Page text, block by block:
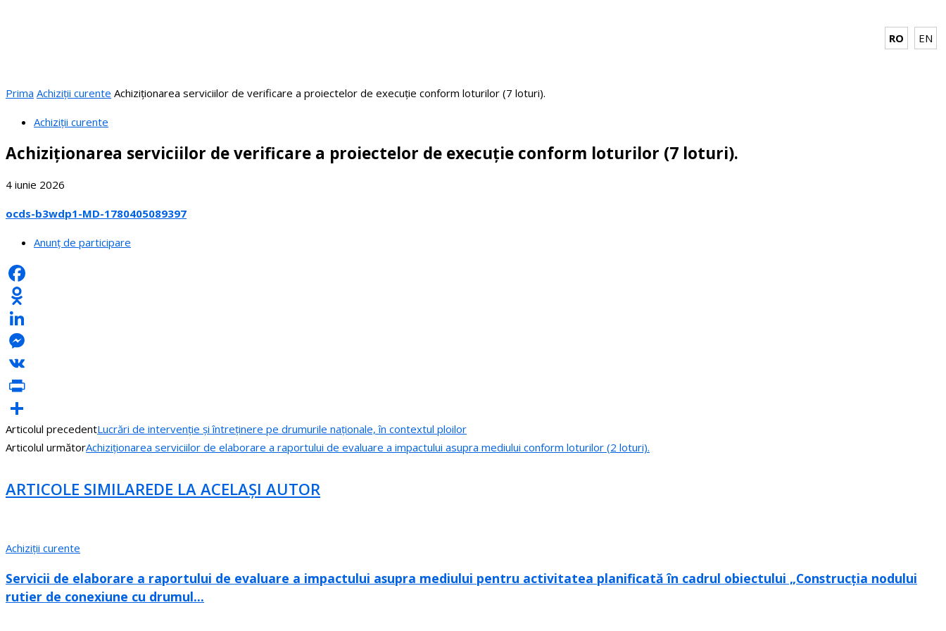
RO EN
Prima Achiziții curente Achiziționarea serviciilor de verificare a proiectelor de execuție conform loturilor (7 loturi).
Achiziții curente
Achiziționarea serviciilor de verificare a proiectelor de execuție conform loturilor (7 loturi).
4 iunie 2026
ocds-b3wdp1-MD-1780405089397
Anunț de participare
Facebook
Odnoklassniki
LinkedIn
Messenger
VK
PrintFriendly
Partajează
Articolul precedentLucrări de intervenție și întreținere pe drumurile naționale, în contextul ploilor
Articolul următorAchiziționarea serviciilor de elaborare a raportului de evaluare a impactului asupra mediului conform loturilor (2 loturi).
ARTICOLE SIMILAREDE LA ACELAȘI AUTOR
Achiziții curente
Servicii de elaborare a raportului de evaluare a impactului asupra mediului pentru activitatea planificată în cadrul obiectului „Construcția nodului
rutier de conexiune cu drumul...